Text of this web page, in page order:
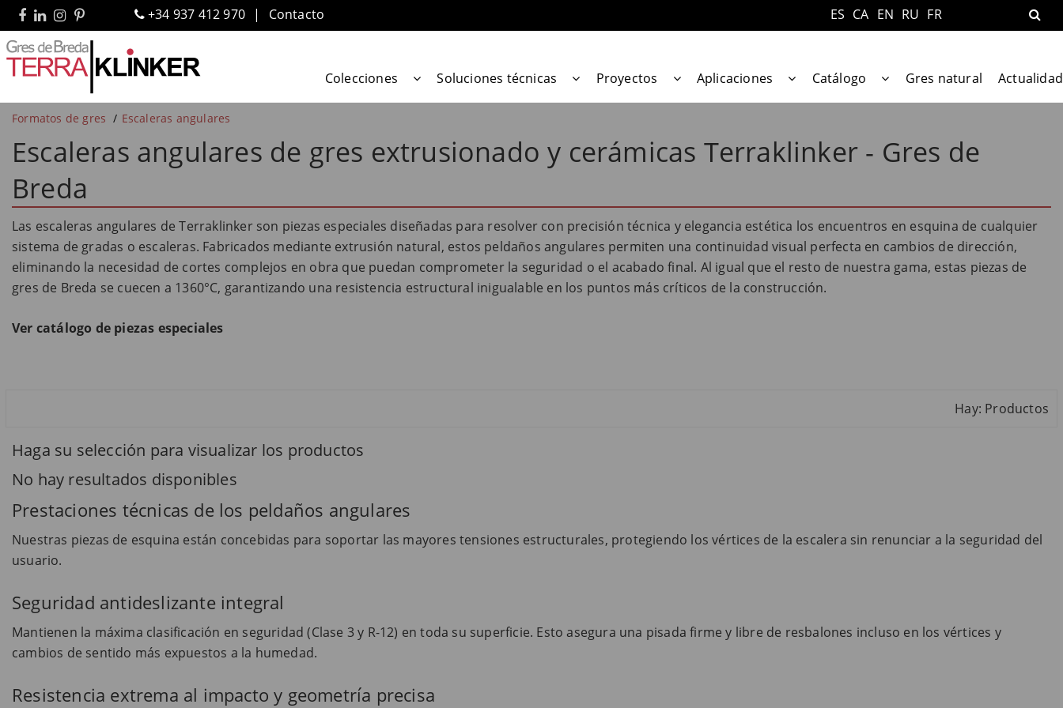
+34 937 412 970 Contacto ES CA EN RU FR
Colecciones Soluciones técnicas Proyectos Aplicaciones Catálogo Gres natural Actualidad
Formatos de gres Escaleras angulares
Escaleras angulares de gres extrusionado y cerámicas Terraklinker - Gres de
Breda
Las escaleras angulares de Terraklinker son piezas especiales diseñadas para resolver con precisión técnica y elegancia estética los encuentros en esquina de cualquier
sistema de gradas o escaleras. Fabricados mediante extrusión natural, estos peldaños angulares permiten una continuidad visual perfecta en cambios de dirección,
eliminando la necesidad de cortes complejos en obra que puedan comprometer la seguridad o el acabado final. Al igual que el resto de nuestra gama, estas piezas de
gres de Breda se cuecen a 1360°C, garantizando una resistencia estructural inigualable en los puntos más críticos de la construcción.
Ver catálogo de piezas especiales
Hay: Productos
Haga su selección para visualizar los productos
No hay resultados disponibles
Prestaciones técnicas de los peldaños angulares
Nuestras piezas de esquina están concebidas para soportar las mayores tensiones estructurales, protegiendo los vértices de la escalera sin renunciar a la seguridad del
usuario.
Seguridad antideslizante integral
Mantienen la máxima clasificación en seguridad (Clase 3 y R-12) en toda su superficie. Esto asegura una pisada firme y libre de resbalones incluso en los vértices y
cambios de sentido más expuestos a la humedad.
Resistencia extrema al impacto y geometría precisa